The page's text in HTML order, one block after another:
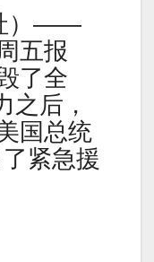
）——
五报
了全
之后，
国总统
紧急援